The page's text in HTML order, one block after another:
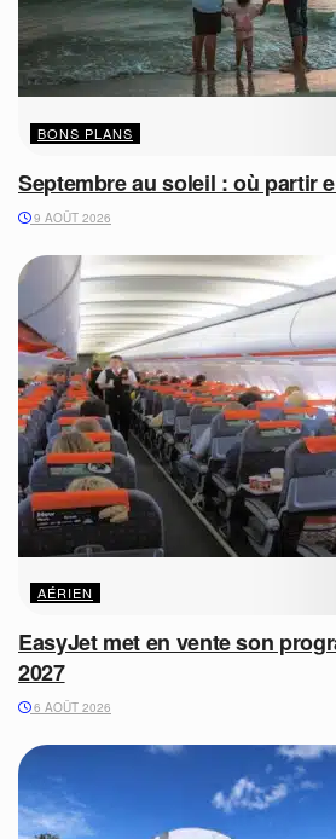
BONS PLANS
Septembre au soleil : où partir
9 AOÛT 2026
AÉRIEN
EasyJet met en vente son
2027
6 AOÛT 2026